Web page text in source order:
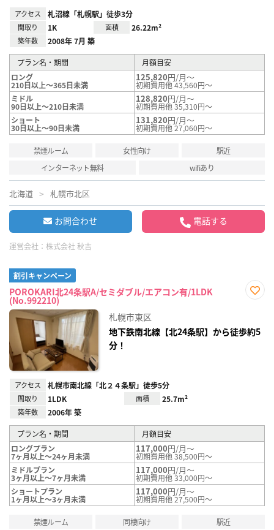
アクセス 札沼線「札幌駅」徒歩3分
間取り 1K 面積 26.22m²
築年数 2008年 7月 築
プラン名・期間
月額目安
ロング
210日以上～365日未満
125,820円/月～
初期費用他 43,560円～
ミドル
90日以上～210日未満
128,820円/月～
初期費用他 35,310円～
ショート
30日以上～90日未満
131,820円/月～
初期費用他 27,060円～
禁煙ルーム 女性向け
駅近
インターネット無料
wifiあり
北海道 札幌市北区
お問合わせ 電話する
運営会社： 株式会社 秋吉
割引キャンペーン
POROKARI北24条駅A/セミダブル/エアコン有/1LDK
(No.992210)
録
札幌市東区
地下鉄南北線【北24条駅】から徒歩約5
分！
アクセス 札幌市南北線「北２４条駅」徒歩5分
間取り 1LDK 面積 25.7m²
築年数 2006年 築
プラン名・期間
月額目安
ロングプラン
7ヶ月以上～24ヶ月未満
117,000円/月～
初期費用他 38,500円～
ミドルプラン
3ヶ月以上～7ヶ月未満
117,000円/月～
初期費用他 33,000円～
ショートプラン
1ヶ月以上～3ヶ月未満
117,000円/月～
初期費用他 27,500円～
禁煙ルーム 同棲向け
駅近